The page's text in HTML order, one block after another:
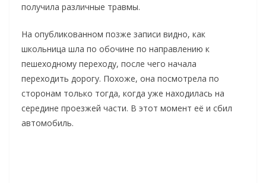
получила различные травмы.
На опубликованном позже записи видно, как
школьница шла по обочине по направлению к
пешеходному переходу, после чего начала
переходить дорогу. Похоже, она посмотрела по
сторонам только тогда, когда уже находилась на
середине проезжей части. В этот момент её и сбил
автомобиль.